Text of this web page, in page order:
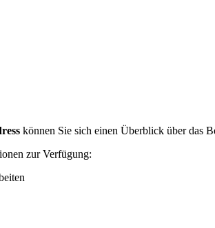
können Sie sich einen Überblick über das
zur Verfügung: